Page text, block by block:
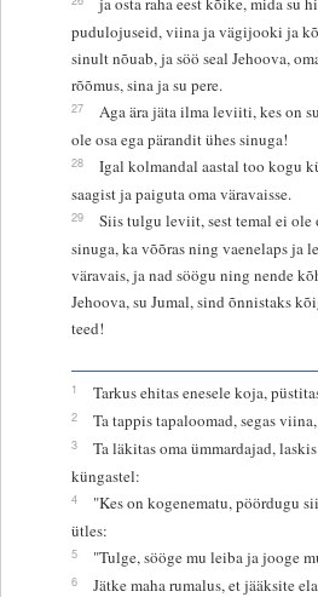
pudulojuseid, viina ja vägijooki ja
sinult nõuab, ja söö seal Jehoova,
rõõmus, sina ja su pere.
27
Aga ära jäta ilma leviiti, kes on
ole osa ega pärandit ühes sinuga!
28
Igal kolmandal aastal too kogu
saagist ja paiguta oma väravaisse.
29
Siis tulgu leviit, sest temal ei ole
sinuga, ka võõras ning vaenelaps ja
väravais, ja nad söögu ning nende
Jehoova, su Jumal, sind õnnistaks
teed!
1 Tarkus ehitas enesele koja,
2 Ta tappis tapaloomad, segas
3
Ta läkitas oma ümmardajad,
küngastel:
4
"Kes on kogenematu, pöördugu
ütles:
5 "Tulge, sööge mu leiba ja jooge
6
Jätke maha rumalus, et jääksite